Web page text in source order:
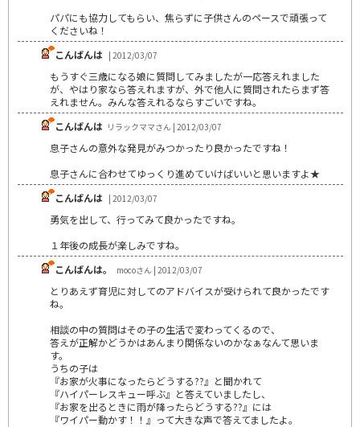
パパにも協力してもらい、焦らずに子供さんのペースで頑張って
くださいね！
こんばんは | 2012/03/07
もうすぐ三歳になる娘に質問してみましたが一応答えれました
が、やはり家なら答えれますが、外で他人に質問されたらまず答
えれません。みんな答えれるならすごいですね。
こんばんは リラックママさん | 2012/03/07
息子さんの意外な発見がみつかったり良かったですね！
息子さんに合わせてゆっくり進めていけばいいと思いますよ★
こんばんは | 2012/03/07
勇気を出して、行ってみて良かったですね。
１年後の成長が楽しみですね。
こんばんは。
mocoさん | 2012/03/07
とりあえず育児に対してのアドバイスが受けられて良かったです
ね。
相談の中の質問はその子の生活で変わってくるので、
答えが正解かどうかはあんまり関係ないのかなぁなんて思いま
す。
うちの子は
『お家が火事になったらどうする??』と聞かれて
『ハイパーレスキュー呼ぶ』と答えていましたし、
『お家を出るときに雨が降ったらどうする??』には
『ワイパー動かす！！』って大きな声で答えてましたよ。